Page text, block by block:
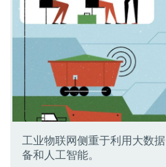
工业物联网侧重于利用大数
备和人工智能。